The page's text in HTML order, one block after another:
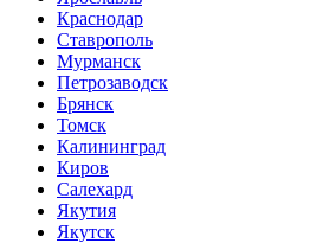
Краснодар
Ставрополь
Мурманск
Петрозаводск
Брянск
Томск
Калининград
Киров
Салехард
Якутия
Якутск